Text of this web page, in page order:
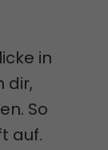
in
dir,
So
auf.